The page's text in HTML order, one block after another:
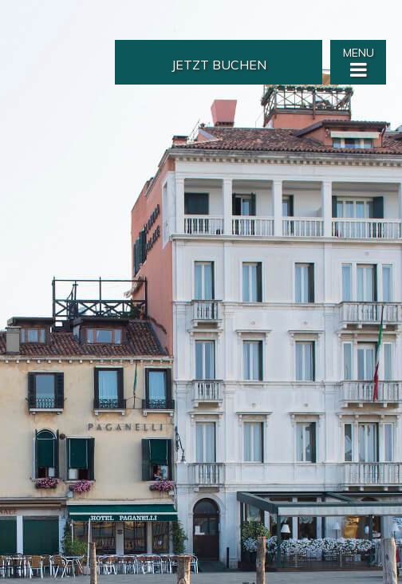
MENU
JETZT BUCHEN